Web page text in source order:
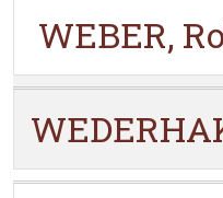
WEBER,